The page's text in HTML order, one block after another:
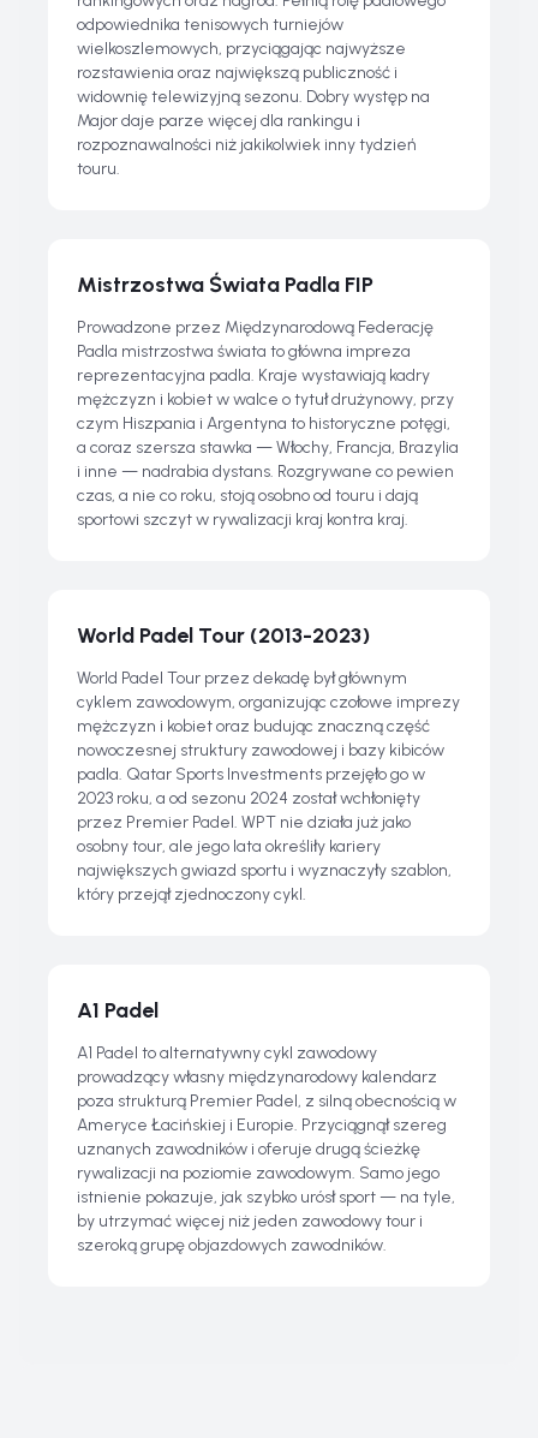
odpowiednika tenisowych turniejów
wielkoszlemowych, przyciągając najwyższe
rozstawienia oraz największą publiczność i
widownię telewizyjną sezonu. Dobry występ na
Major daje parze więcej dla rankingu i
rozpoznawalności niż jakikolwiek inny tydzień
touru.
Mistrzostwa Świata Padla FIP
Prowadzone przez Międzynarodową Federację
Padla mistrzostwa świata to główna impreza
reprezentacyjna padla. Kraje wystawiają kadry
mężczyzn i kobiet w walce o tytuł drużynowy, przy
czym Hiszpania i Argentyna to historyczne potęgi,
a coraz szersza stawka — Włochy, Francja, Brazylia
i inne — nadrabia dystans. Rozgrywane co pewien
czas, a nie co roku, stoją osobno od touru i dają
sportowi szczyt w rywalizacji kraj kontra kraj.
World Padel Tour (2013-2023)
World Padel Tour przez dekadę był głównym
cyklem zawodowym, organizując czołowe imprezy
mężczyzn i kobiet oraz budując znaczną część
nowoczesnej struktury zawodowej i bazy kibiców
padla. Qatar Sports Investments przejęło go w
2023 roku, a od sezonu 2024 został wchłonięty
przez Premier Padel. WPT nie działa już jako
osobny tour, ale jego lata określiły kariery
największych gwiazd sportu i wyznaczyły szablon,
który przejął zjednoczony cykl.
A1 Padel
A1 Padel to alternatywny cykl zawodowy
prowadzący własny międzynarodowy kalendarz
poza strukturą Premier Padel, z silną obecnością w
Ameryce Łacińskiej i Europie. Przyciągnął szereg
uznanych zawodników i oferuje drugą ścieżkę
rywalizacji na poziomie zawodowym. Samo jego
istnienie pokazuje, jak szybko urósł sport — na tyle,
by utrzymać więcej niż jeden zawodowy tour i
szeroką grupę objazdowych zawodników.